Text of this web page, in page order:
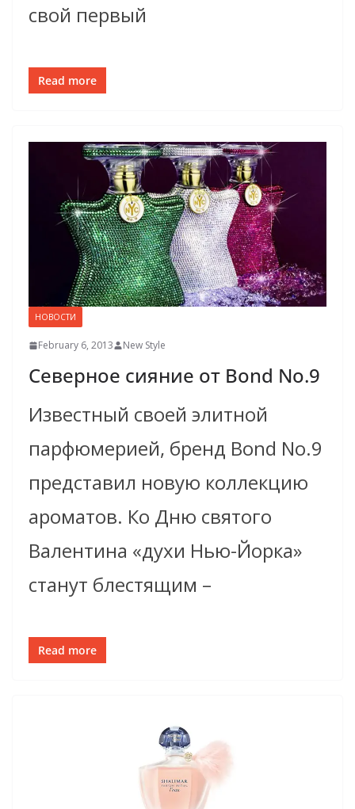
свой первый
Read more
НОВОСТИ
February 6, 2013 New Style
Северное сияние от Bond No.9
Известный своей элитной
парфюмерией, бренд Bond No.9
представил новую коллекцию
ароматов. Ко Дню святого
Валентина «духи Нью-Йорка»
станут блестящим –
Read more